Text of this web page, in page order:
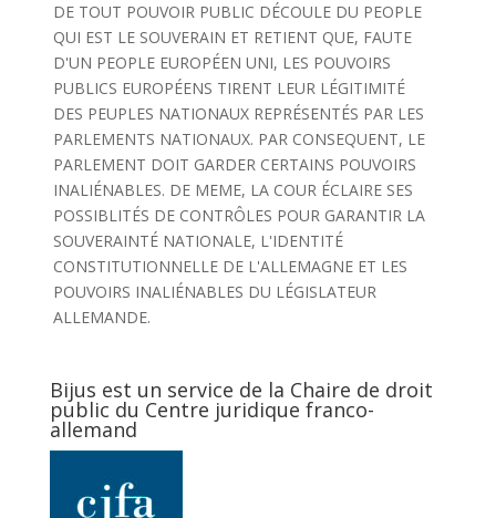
DE TOUT POUVOIR PUBLIC DÉCOULE DU PEOPLE
QUI EST LE SOUVERAIN ET RETIENT QUE, FAUTE
D'UN PEOPLE EUROPÉEN UNI, LES POUVOIRS
PUBLICS EUROPÉENS TIRENT LEUR LÉGITIMITÉ
DES PEUPLES NATIONAUX REPRÉSENTÉS PAR LES
PARLEMENTS NATIONAUX. PAR CONSEQUENT, LE
PARLEMENT DOIT GARDER CERTAINS POUVOIRS
INALIÉNABLES. DE MEME, LA COUR ÉCLAIRE SES
POSSIBLITÉS DE CONTRÔLES POUR GARANTIR LA
SOUVERAINTÉ NATIONALE, L'IDENTITÉ
CONSTITUTIONNELLE DE L'ALLEMAGNE ET LES
POUVOIRS INALIÉNABLES DU LÉGISLATEUR
ALLEMANDE.
Bijus est un service de la Chaire de droit
public du Centre juridique franco-
allemand